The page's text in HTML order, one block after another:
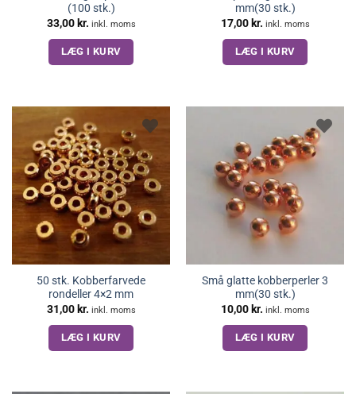
(100 stk.)
33,00kr. inkl. moms
LÆG I KURV
mm(30 stk.)
17,00kr. inkl. moms
LÆG I KURV
50 stk. Kobberfarvede
rondeller 4×2 mm
31,00kr. inkl. moms
LÆG I KURV
Små glatte kobberperler 3
mm(30 stk.)
10,00kr. inkl. moms
LÆG I KURV